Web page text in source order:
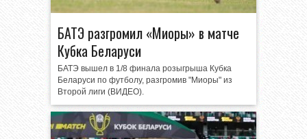
БАТЭ разгромил «Миоры» в матче
Кубка Беларуси
БАТЭ вышел в 1/8 финала розыгрыша Кубка
Беларуси по футболу, разгромив "Миоры" из
Второй лиги (ВИДЕО).